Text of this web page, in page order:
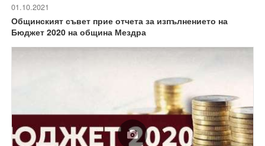
01.10.2021
Общинският съвет прие отчета за изпълнението на
Бюджет 2020 на община Мездра